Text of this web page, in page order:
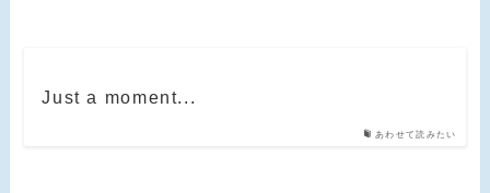
あわせて読みたい
Just a moment...